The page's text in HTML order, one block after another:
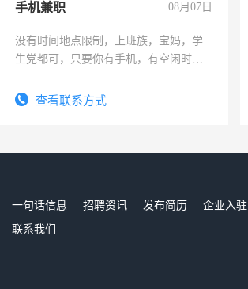
手机兼职 08月07日
没有时间地点限制，上班族，宝妈，学
生党都可，只要你有手机，有空闲时
勤快的四五十，每天挣零花钱没问题！
查看联系方式
一句话信息 招聘资讯 发布简历 企业入驻
联系我们